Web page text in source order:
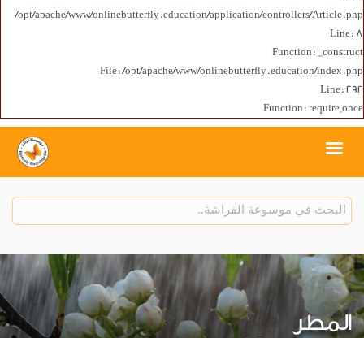
/opt/apache/www/onlinebutterfly.education/application/controllers/Article.php
Line: 8
Function: __construct
File: /opt/apache/www/onlinebutterfly.education/index.php
Line: 292
Function: require_once
المطر